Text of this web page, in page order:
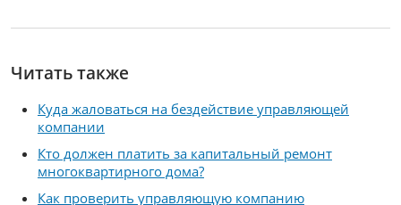
Читать также
Куда жаловаться на бездействие управляющей
компании
Кто должен платить за капитальный ремонт
многоквартирного дома?
Как проверить управляющую компанию